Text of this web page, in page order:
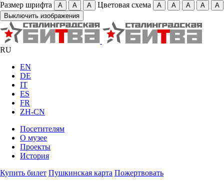
Размер шрифта А А А Цветовая схема А А А А
А
Выключить изображения
RU
EN
DE
IT
ES
FR
ZH-CN
Посетителям
О музее
Проекты
История
Купить билет Пушкинская карта Пожертвовать